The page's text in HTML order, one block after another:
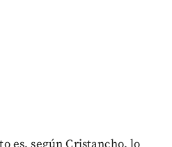
es, según Cristancho, lo